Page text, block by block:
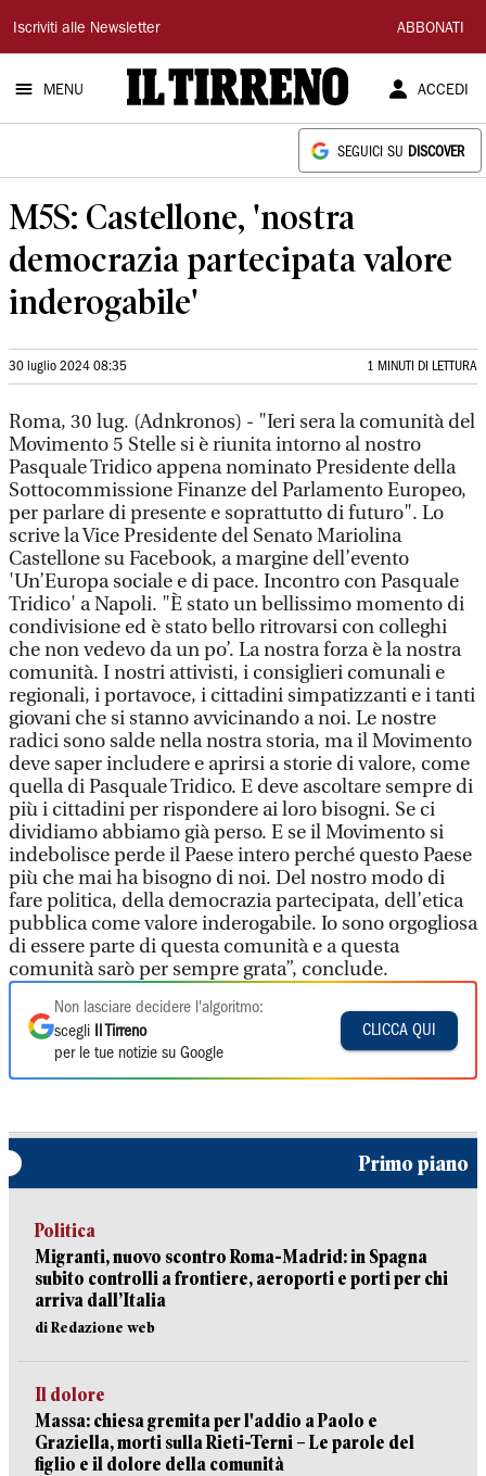
Il
Tirreno
Iscriviti alle Newsletter ABBONATI
MENU ACCEDI
SEGUICI SU DISCOVER
M5S: Castellone, 'nostra
democrazia partecipata valore
inderogabile'
30 luglio 2024 08:35 1 MINUTI DI LETTURA
Roma, 30 lug. (Adnkronos) - "Ieri sera la comunità del
Movimento 5 Stelle si è riunita intorno al nostro
Pasquale Tridico appena nominato Presidente della
Sottocommissione Finanze del Parlamento Europeo,
per parlare di presente e soprattutto di futuro". Lo
scrive la Vice Presidente del Senato Mariolina
Castellone su Facebook, a margine dell’evento
'Un’Europa sociale e di pace. Incontro con Pasquale
Tridico' a Napoli. "È stato un bellissimo momento di
condivisione ed è stato bello ritrovarsi con colleghi
che non vedevo da un po’. La nostra forza è la nostra
comunità. I nostri attivisti, i consiglieri comunali e
regionali, i portavoce, i cittadini simpatizzanti e i tanti
giovani che si stanno avvicinando a noi. Le nostre
radici sono salde nella nostra storia, ma il Movimento
deve saper includere e aprirsi a storie di valore, come
quella di Pasquale Tridico. E deve ascoltare sempre di
più i cittadini per rispondere ai loro bisogni. Se ci
dividiamo abbiamo già perso. E se il Movimento si
indebolisce perde il Paese intero perché questo Paese
più che mai ha bisogno di noi. Del nostro modo di
fare politica, della democrazia partecipata, dell’etica
pubblica come valore inderogabile. Io sono orgogliosa
di essere parte di questa comunità e a questa
comunità sarò per sempre grata”, conclude.
Non lasciare decidere l'algoritmo:
scegli
Il Tirreno
per le tue notizie su Google
CLICCA QUI
Primo piano
Politica
Migranti, nuovo scontro Roma-Madrid: in Spagna
subito controlli a frontiere, aeroporti e porti per chi
arriva dall’Italia
di Redazione web
Il dolore
Massa: chiesa gremita per l'addio a Paolo e
Graziella, morti sulla Rieti-Terni – Le parole del
figlio e il dolore della comunità